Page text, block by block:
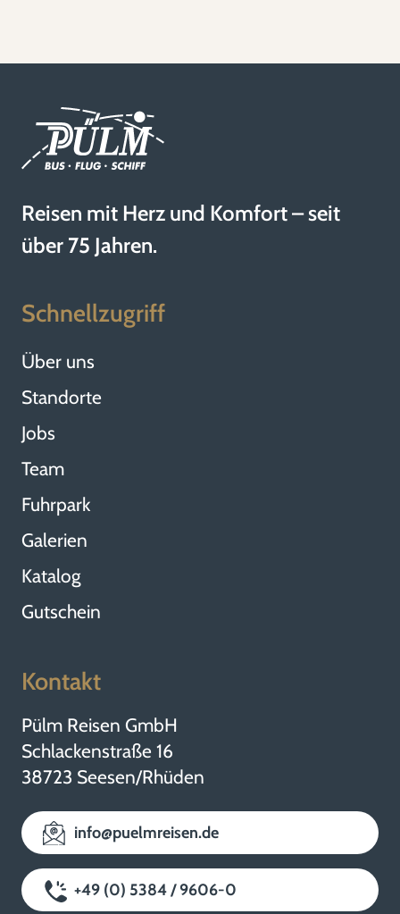
Reisen mit Herz und Komfort – seit
über 75 Jahren.
Schnellzugriff
Über uns
Standorte
Jobs
Team
Fuhrpark
Galerien
Katalog
Gutschein
Kontakt
Pülm Reisen GmbH
Schlackenstraße 16
38723 Seesen/Rhüden
info@puelmreisen.de
+49 (0) 5384 / 9606-0